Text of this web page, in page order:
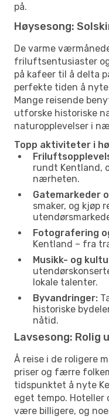
på.
Høysesong:
De varme
friluftsentusiaster og
på kafeer til å delta
perfekte tiden å
Mange reisende
utforske historiske
naturopplevelser i
Topp aktiviteter i
rundt Kentland,
nærheten.
Gatemarkeder
smaker, og kjøp
Fotografering
Kentland – fra
Musikk- og
lokale talenter.
Byvandringer:
historiske
nåtid.
Lavsesong: Rolig
Å reise i de roligere
priser og færre
tidspunktet å nyte
eget tempo. Hoteller
være billigere, og